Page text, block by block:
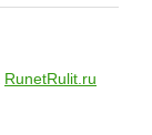
RunetRulit.ru